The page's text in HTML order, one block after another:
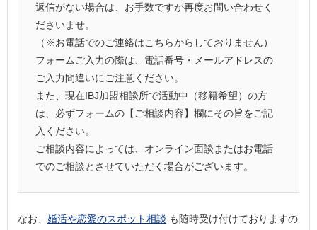
返信がない場合は、お手数ですが再度お問い合わせく
ださいませ。
（※お電話でのご連絡はこちらからしておりません）
フォームご入力の際は、電話番号・メールアドレスの
ご入力間違いにご注意ください。
また、現在IBJ加盟相談所で活動中（移籍希望）の方
は、必ずフォームの【ご相談内容】欄にその旨をご記
入ください。
ご相談内容によっては、オンライン面談またはお電話
でのご相談とさせていただく場合がございます。
なお、婚活や恋愛のスポット相談 も随時受け付けておりますの